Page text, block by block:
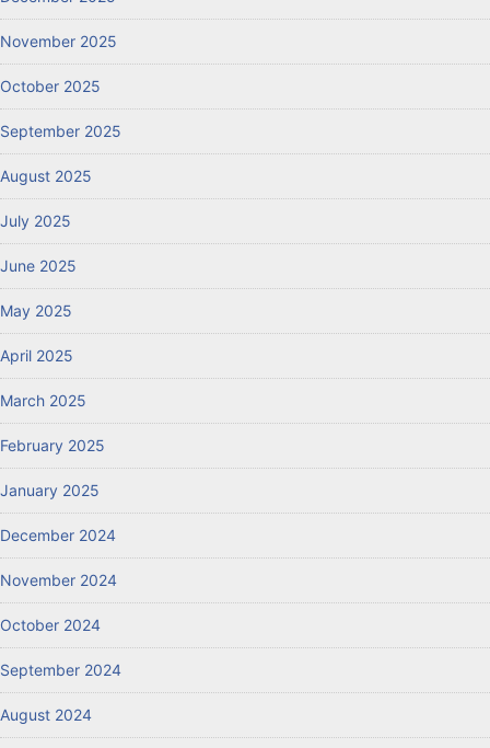
November 2025
October 2025
September 2025
August 2025
July 2025
June 2025
May 2025
April 2025
March 2025
February 2025
January 2025
December 2024
November 2024
October 2024
September 2024
August 2024